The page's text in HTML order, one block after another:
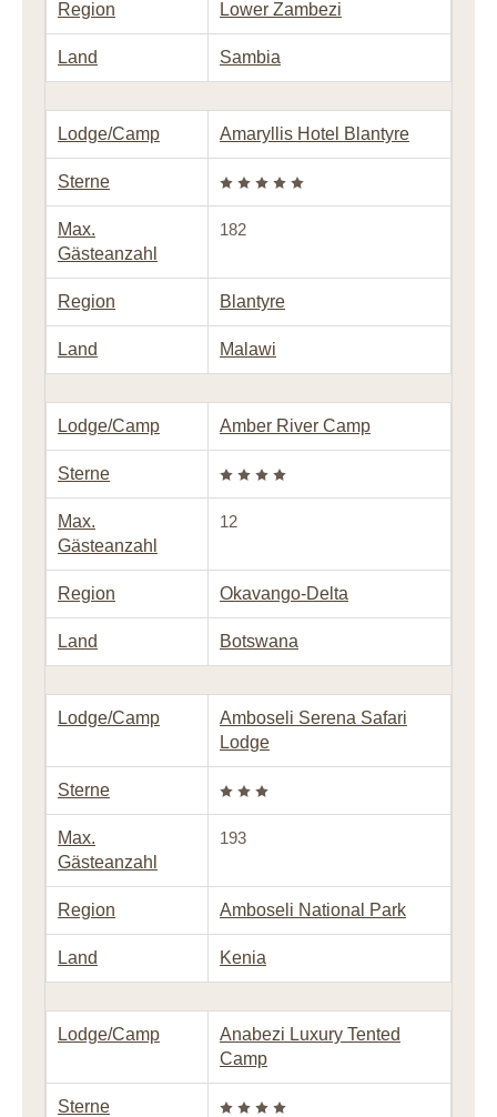
Region Lower Zambezi
Land Sambia
Lodge/Camp Amaryllis Hotel Blantyre
Sterne
Max.
Gästeanzahl
182
Region Blantyre
Land Malawi
Lodge/Camp Amber River Camp
Sterne
Max.
Gästeanzahl
12
Region Okavango-Delta
Land Botswana
Lodge/Camp
Amboseli Serena Safari
Lodge
Sterne
Max.
Gästeanzahl
193
Region Amboseli National Park
Land Kenia
Lodge/Camp
Anabezi Luxury Tented
Camp
Sterne